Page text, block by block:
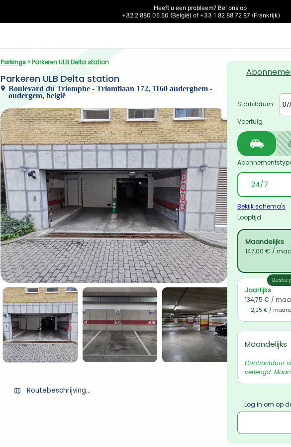
Heeft u een probleem? Bel ons op
+32 2 880 05 50 (België) of +33 1 82 88 72 87 (Frankrijk)
Parkings > Parkeren ULB Delta station
Parkeren ULB Delta station
Boulevard du Triomphe - Triomflaan 172, 1160 auderghem -
oudergem, belgië
Routebeschrijving ophalen
Startdatum:
Voertuig
Bekijk schema's
Looptijd
Maandelijks
147,00 € /
Beste
Jaarlijks
134,75 € /
- 12,25 € /
Maandelijks
Contractduur
verlengd.
Log in om op